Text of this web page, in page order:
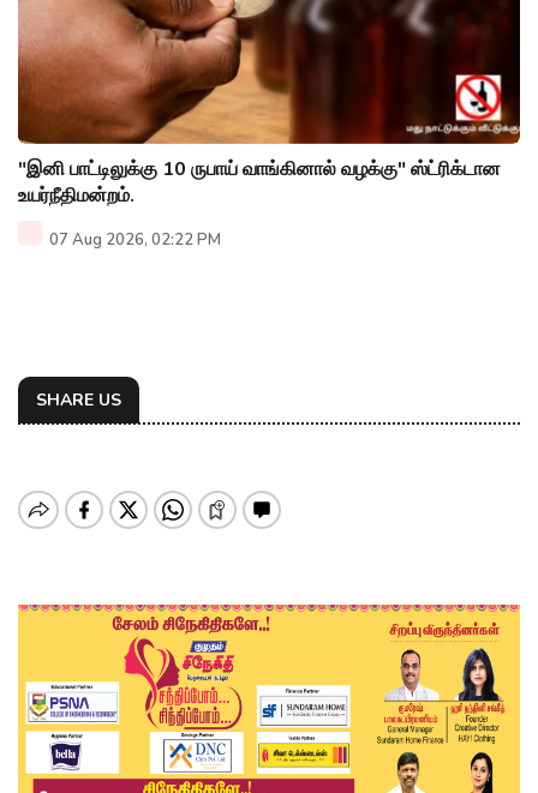
"இனி பாட்டிலுக்கு 10 ருபாய் வாங்கினால் வழக்கு" ஸ்ட்ரிக்டான
உயர்நீதிமன்றம்.
07 Aug 2026, 02:22 PM
SHARE US